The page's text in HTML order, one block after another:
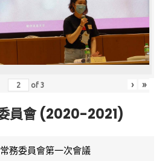
of3 › »
員會 (2020-2021)
務委員會第一次會議